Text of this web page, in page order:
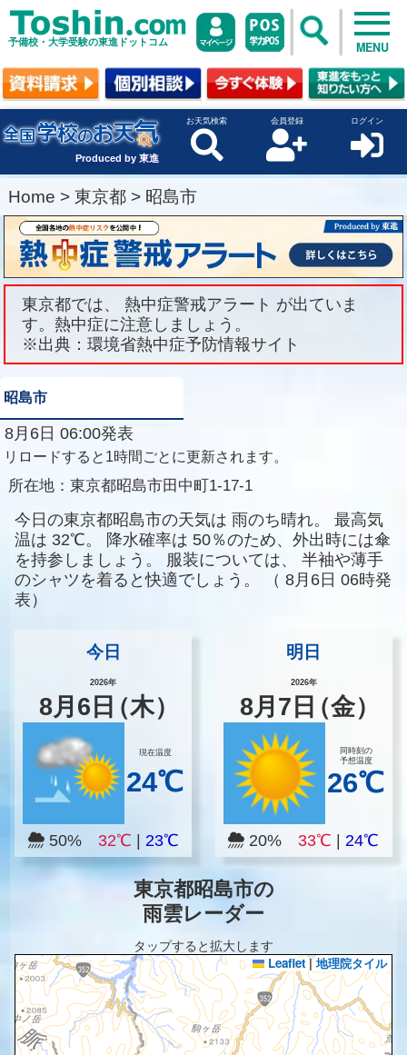
予備校・大学受験の東進ドットコム MENU
Produced by 東進
お天気検索 会員登録 ログイン
Home > 東京都 > 昭島市
東京都では、 熱中症警戒アラート が出ていま
す。熱中症に注意しましょう。
※出典：環境省熱中症予防情報サイト
昭島市
8月6日 06:00発表
リロードすると1時間ごとに更新されます。
所在地： 東京都昭島市田中町1-17-1
今日の東京都昭島市の天気は 雨のち晴れ。
最高気
温は 32℃。 降水確率は 50％のため、外出時には傘
を持参しましょう。
服装については、
半袖や薄手
のシャツを着ると快適でしょう。
（ 8月6日 06時発
表）
今日
2026年
8月 6 日（木）
現在温度
24℃
50% 32℃ 23℃
明日
2026年
8月 7 日（金）
同時刻の
予想温度
26℃
20% 33℃ |24℃
東京都昭島市の
雨雲レーダー
タップすると拡大します
Leaflet | 地理院タイル